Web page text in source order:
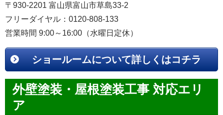
〒930-2201 富山県富山市草島33-2
フリーダイヤル：0120-808-133
営業時間 9:00～16:00（水曜日定休）
ショールームについて詳しくはコチラ
外壁塗装・屋根塗装工事 対応エリ
ア